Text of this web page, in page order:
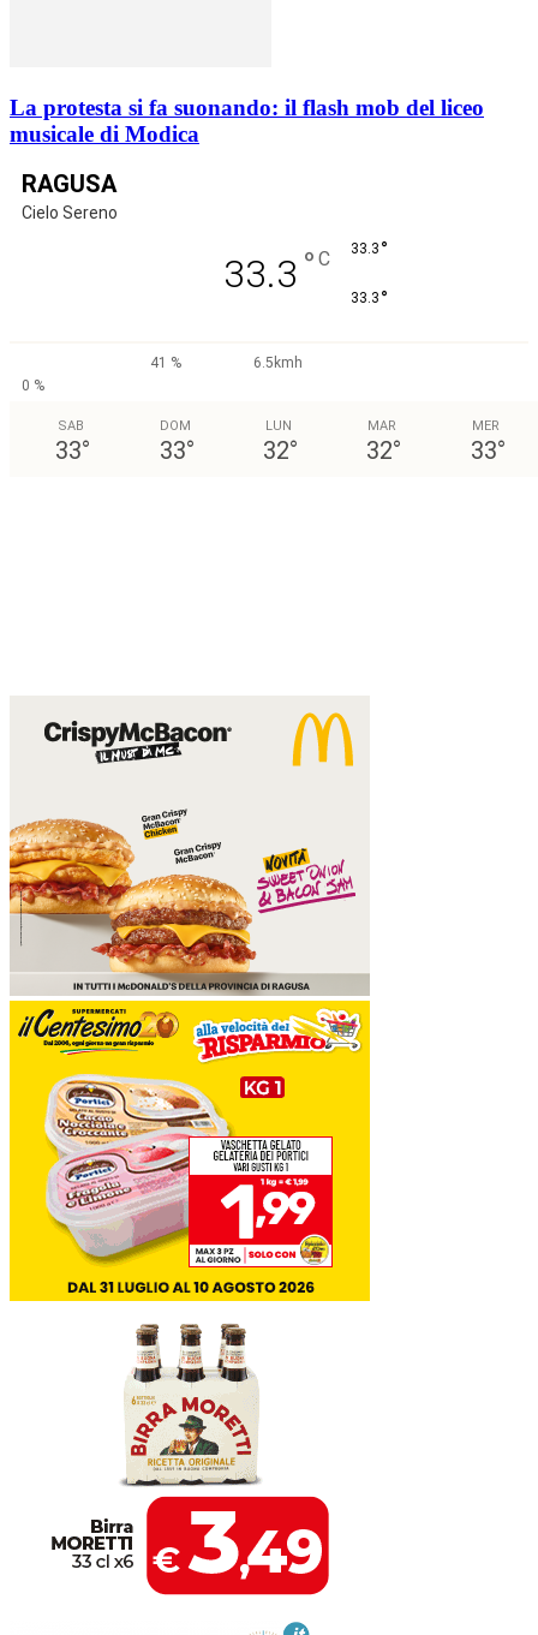
La protesta si fa suonando: il flash mob del liceo
musicale di Modica
RAGUSA
Cielo Sereno
33.3 ° C 33.3 °
33.3 °
41 %
6.5kmh
0 %
SAB
33°
DOM
33°
LUN
32°
MAR
32°
MER
33°